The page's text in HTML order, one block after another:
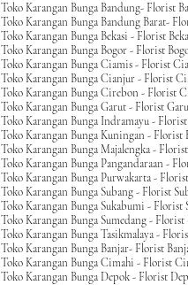
Toko Karangan Bunga Bandung- Florist
Toko Karangan Bunga Bandung Barat-
Toko Karangan Bunga Bekasi - Florist
Toko Karangan Bunga Bogor - Florist
Toko Karangan Bunga Ciamis - Florist
Toko Karangan Bunga Cianjur - Florist
Toko Karangan Bunga Cirebon - Florist
Toko Karangan Bunga Garut - Florist
Toko Karangan Bunga Indramayu -
Toko Karangan Bunga Kuningan - Florist
Toko Karangan Bunga Majalengka -
Toko Karangan Bunga Pangandaraan -
Toko Karangan Bunga Purwakarta -
Toko Karangan Bunga Subang - Florist
Toko Karangan Bunga Sukabumi - Florist
Toko Karangan Bunga Sumedang - Florist
Toko Karangan Bunga Tasikmalaya -
Toko Karangan Bunga Banjar- Florist
Toko Karangan Bunga Cimahi - Florist
Toko Karangan Bunga Depok - Florist